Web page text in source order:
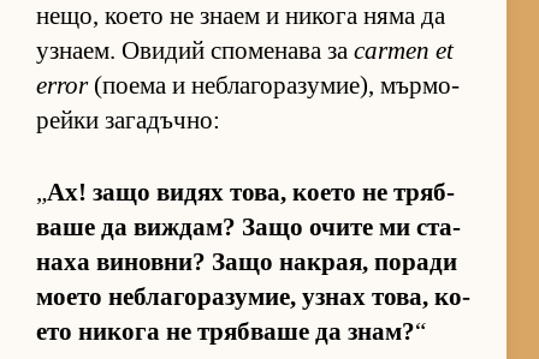
не­що, ко­ето не знаем и ни­кога няма да
уз­на­ем. Ови­дий спо­ме­нава за carmen et
error(по­ема и неб­ла­го­ра­зу­ми­е), мър­мо­
рейки за­га­дъч­но:
„Ах! защо ви­дях то­ва, ко­ето не тряб­
ваше да виж­дам? Защо очите ми ста­
наха ви­нов­ни? Защо нак­рая, по­ради
мо­ето неб­ла­го­ра­зу­мие, уз­нах то­ва, ко­
ето ни­кога не тряб­ваше да знам?“